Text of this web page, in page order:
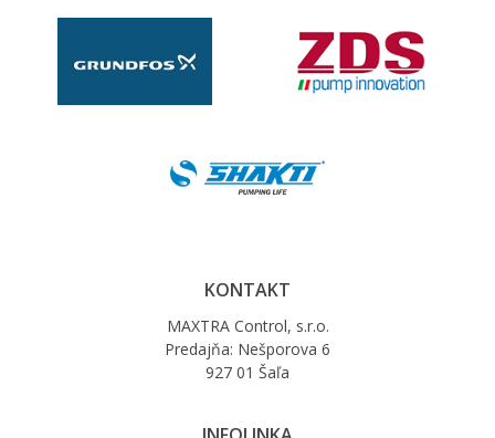
KONTAKT
MAXTRA Control, s.r.o.
Predajňa: Nešporova 6
927 01 Šaľa